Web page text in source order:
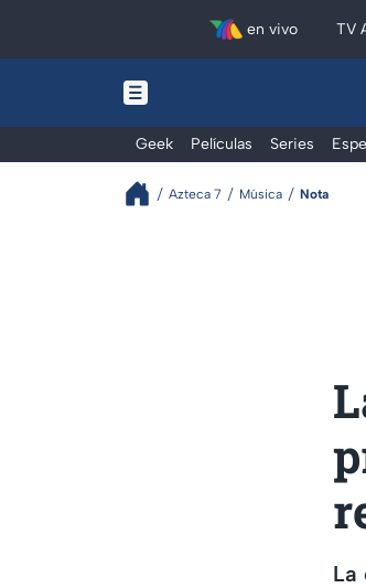
en vivo TV
Geek Películas Series
Azteca 7 Música Nota
La